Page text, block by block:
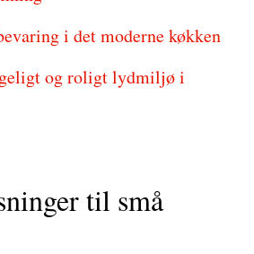
i det moderne køkken
og roligt lydmiljø i
til små